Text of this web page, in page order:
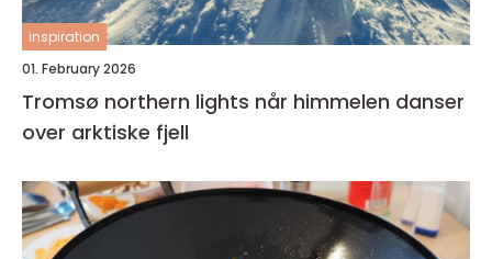
inspiration
01. February 2026
Tromsø northern lights når himmelen danser
over arktiske fjell